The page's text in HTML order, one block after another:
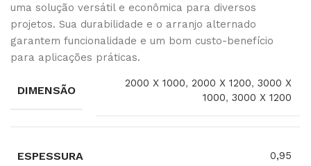
uma solução versátil e econômica para diversos
projetos. Sua durabilidade e o arranjo alternado
garantem funcionalidade e um bom custo-benefício
para aplicações práticas.
DIMENSÃO
2000 X 1000,2000 X 1200,3000 X
1000,3000 X 1200
ESPESSURA 0,95